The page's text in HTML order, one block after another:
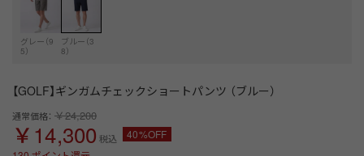
グレー（9
5）
ブルー（3
8）
【GOLF】ギンガムチェックショートパンツ （ブルー）
通常価格： ￥24,200
￥14,300 税込
40%OFF